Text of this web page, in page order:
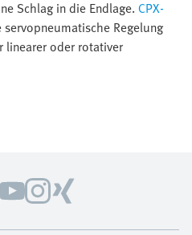
Schlag in die Endlage. CPX-
Regelung
linearer oder rotativer